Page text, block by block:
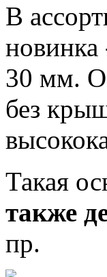
В
новинка
30 мм.
без
Такая
также
пр.